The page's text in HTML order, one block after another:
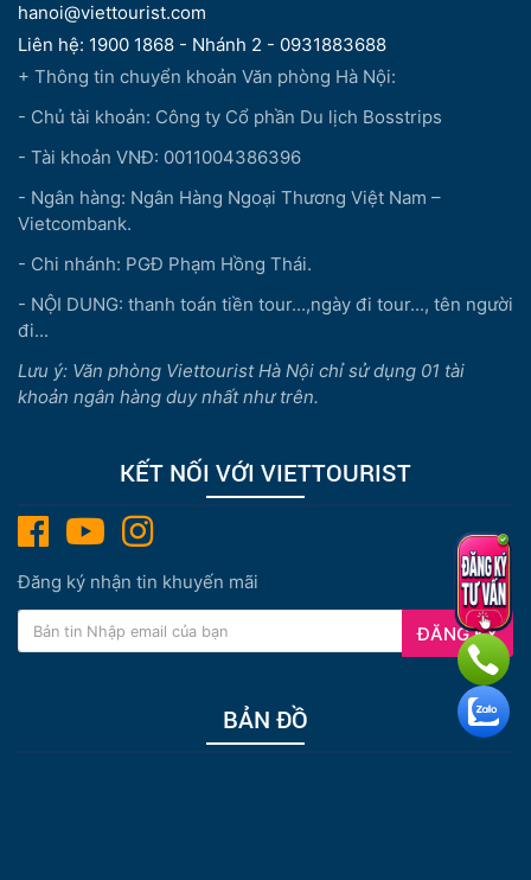
hanoi@viettourist.com
Liên hệ: 1900 1868 - Nhánh 2 - 0931883688
+ Thông tin chuyển khoản Văn phòng Hà Nội:
- Chủ tài khoản: Công ty Cổ phần Du lịch Bosstrips
- Tài khoản VNĐ: 0011004386396
- Ngân hàng: Ngân Hàng Ngoại Thương Việt Nam –
Vietcombank.
- Chi nhánh: PGĐ Phạm Hồng Thái.
- NỘI DUNG: thanh toán tiền tour...,ngày đi tour..., tên người
đi...
Lưu ý: Văn phòng Viettourist Hà Nội chỉ sử dụng 01 tài
khoản ngân hàng duy nhất như trên.
KẾT NỐI VỚI VIETTOURIST
Đăng ký nhận tin khuyến mãi
ĐĂNG KÝ
BẢN ĐỒ